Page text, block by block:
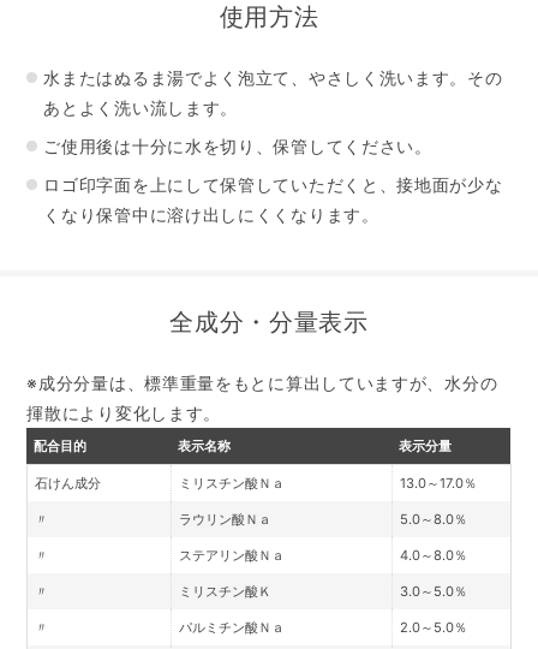
使用方法
水またはぬるま湯でよく泡立て、やさしく洗います。その
あとよく洗い流します。
ご使用後は十分に水を切り、保管してください。
ロゴ印字面を上にして保管していただくと、接地面が少な
くなり保管中に溶け出しにくくなります。
全成分・分量表示
※成分分量は、標準重量をもとに算出していますが、水分の
揮散により変化します。
配合目的 表示名称 表示分量
石けん成分 ミリスチン酸Ｎａ 13.0～17.0％
〃 ラウリン酸Ｎａ 5.0～8.0％
〃 ステアリン酸Ｎａ 4.0～8.0％
〃 ミリスチン酸Ｋ 3.0～5.0％
〃 パルミチン酸Ｎａ 2.0～5.0％